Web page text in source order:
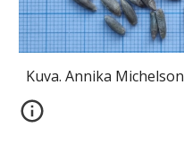
Kuva. Annika Michelson